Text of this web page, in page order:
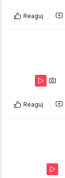
Reaguj
Reaguj